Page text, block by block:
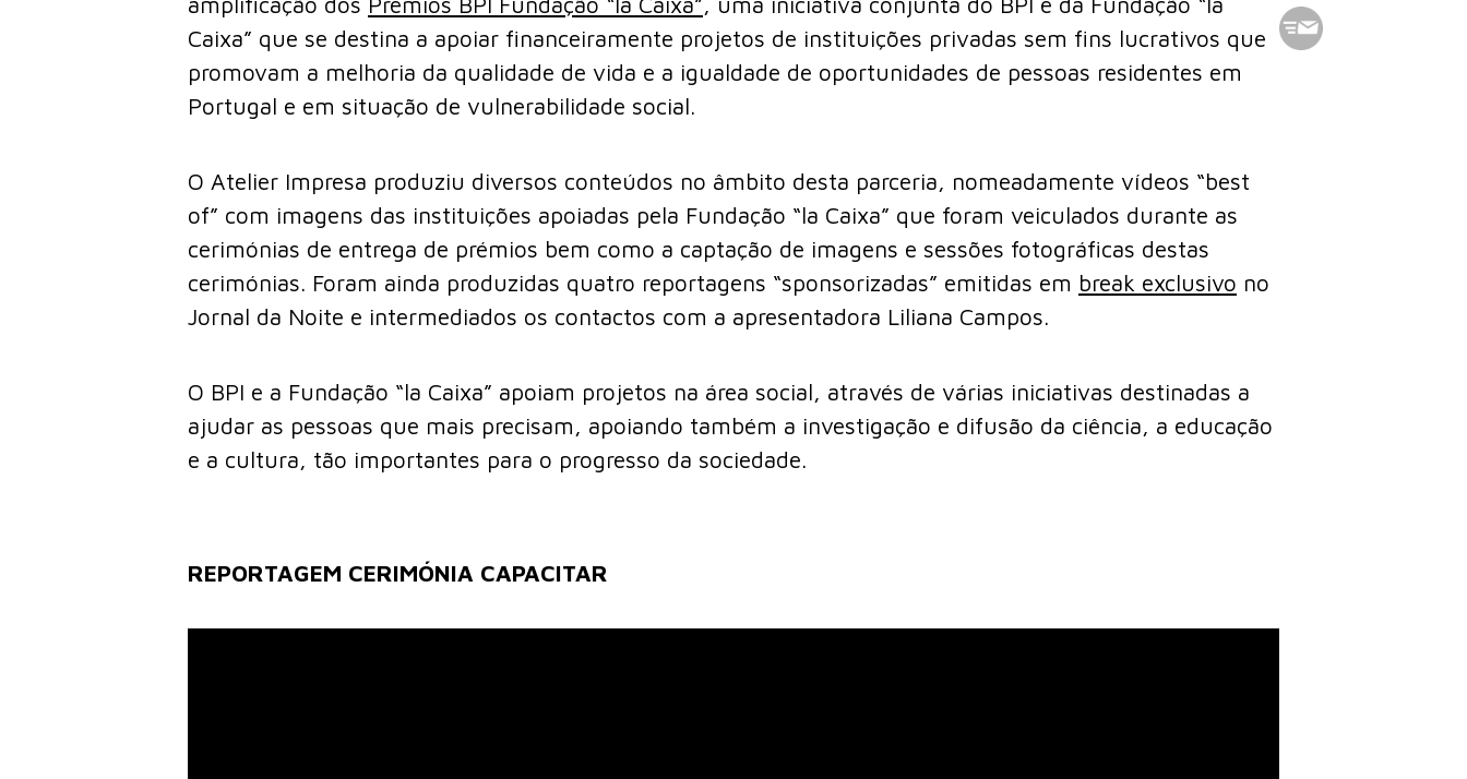
Caixa” que se destina a apoiar financeiramente projetos de instituições privadas sem fins lucrativos que
promovam a melhoria da qualidade de vida e a igualdade de oportunidades de pessoas residentes em
Portugal e em situação de vulnerabilidade social.
O Atelier Impresa produziu diversos conteúdos no âmbito desta parceria, nomeadamente vídeos “best
of” com imagens das instituições apoiadas pela Fundação “la Caixa” que foram veiculados durante as
cerimónias de entrega de prémios bem como a captação de imagens e sessões fotográficas destas
cerimónias. Foram ainda produzidas quatro reportagens “sponsorizadas” emitidas em break exclusivo no
Jornal da Noite e intermediados os contactos com a apresentadora Liliana Campos.
O BPI e a Fundação “la Caixa” apoiam projetos na área social, através de várias iniciativas destinadas a
ajudar as pessoas que mais precisam, apoiando também a investigação e difusão da ciência, a educação
e a cultura, tão importantes para o progresso da sociedade.
REPORTAGEM CERIMÓNIA CAPACITAR